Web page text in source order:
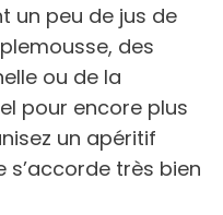
un peu de jus de
des
ou de la
pour encore plus
un apéritif
très bien